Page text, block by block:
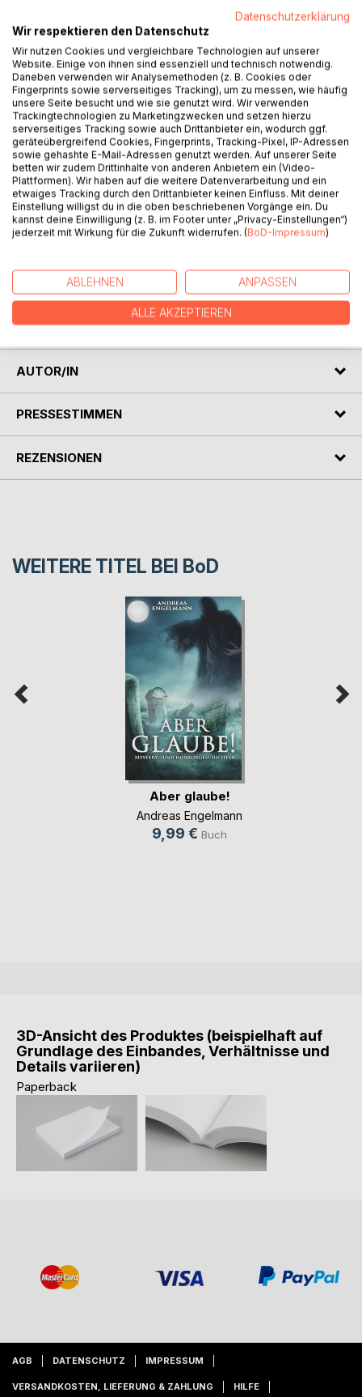
Geschichten zu betreten? Bereit, dem Tod zu begegnen?
Und dem, was danach kommt? Dich auf die Suche nach
dem ewigen Leben zu machen? Mit Meerjungfrauen zum
gefährlichsten Ort ihres Reiches zu tauchen? Den
mysteriösen Mord an einem jungen Mann aufzuklären? Es
mit einem rachsüchtigen Geist aufzunehmen?
Sie alle und noch mehr erwarten dich: Die Verdammten und
Gejagten, die Erlösten und Geliebten.
Was ist stärker: Die Macht der Liebe oder der Rache? Und
können beide über den Tod triumphieren?
Zehn Kurzgeschichten entführen dich teils auf gruselige
Übernatürlichen.
Du brauchst das Buch nur aufzuschlagen und deine Reise
beginnt ...
AUTOR/IN
PRESSESTIMMEN
REZENSIONEN
WEITERE TITEL BEI BoD
Aber glaube!
Andreas Engelmann
9,99 € Buch
3D-Ansicht des Produktes (beispielhaft auf
Grundlage des Einbandes, Verhältnisse und
Details variieren)
Paperback
AGB DATENSCHUTZ IMPRESSUM
VERSANDKOSTEN, LIEFERUNG & ZAHLUNG HILFE
Datenschutzerklärung
Wir respektieren den Datenschutz
Wir nutzen Cookies und vergleichbare Technologien auf unserer
Website. Einige von ihnen sind essenziell und technisch notwendig.
Daneben verwenden wir Analysemethoden (z. B. Cookies oder
Fingerprints sowie serverseitiges Tracking), um zu messen, wie häufig
unsere Seite besucht und wie sie genutzt wird. Wir verwenden
Trackingtechnologien zu Marketingzwecken und setzen hierzu
serverseitiges Tracking sowie auch Drittanbieter ein, wodurch ggf.
geräteübergreifend Cookies, Fingerprints, Tracking-Pixel, IP-Adressen
sowie gehashte E-Mail-Adressen genutzt werden. Auf unserer Seite
betten wir zudem Drittinhalte von anderen Anbietern ein (Video-
Plattformen). Wir haben auf die weitere Datenverarbeitung und ein
etwaiges Tracking durch den Drittanbieter keinen Einfluss. Mit deiner
Einstellung willigst du in die oben beschriebenen Vorgänge ein. Du
kannst deine Einwilligung (z. B. im Footer unter „Privacy-Einstellungen“)
jederzeit mit Wirkung für die Zukunft widerrufen. (BoD-Impressum)
ABLEHNEN ANPASSEN
ALLE AKZEPTIEREN